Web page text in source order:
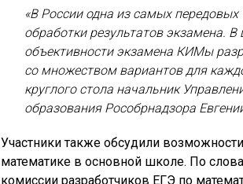
«В России одна из самых передовых
обработки результатов экзамена. В
объективности экзамена КИМы
со множеством вариантов для
круглого стола начальник
образования Рособрнадзора
Участники также обсудили
математике в основной школе. По
комиссии разработчиков ЕГЭ по